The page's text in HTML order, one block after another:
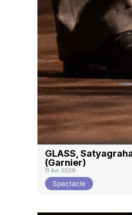
GLASS,
(Garnier)
11 Avr 2026
Spectacle